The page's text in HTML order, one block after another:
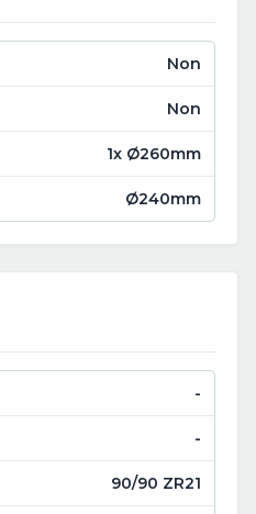
Non
Non
1x Ø260mm
Ø240mm
-
-
90/90 ZR21